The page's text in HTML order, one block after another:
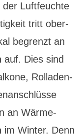
der Luft­feuchte
tritt ober­
begrenzt an
auf. Dies sind
Rolladen­
an Wärme­
im Winter. Denn